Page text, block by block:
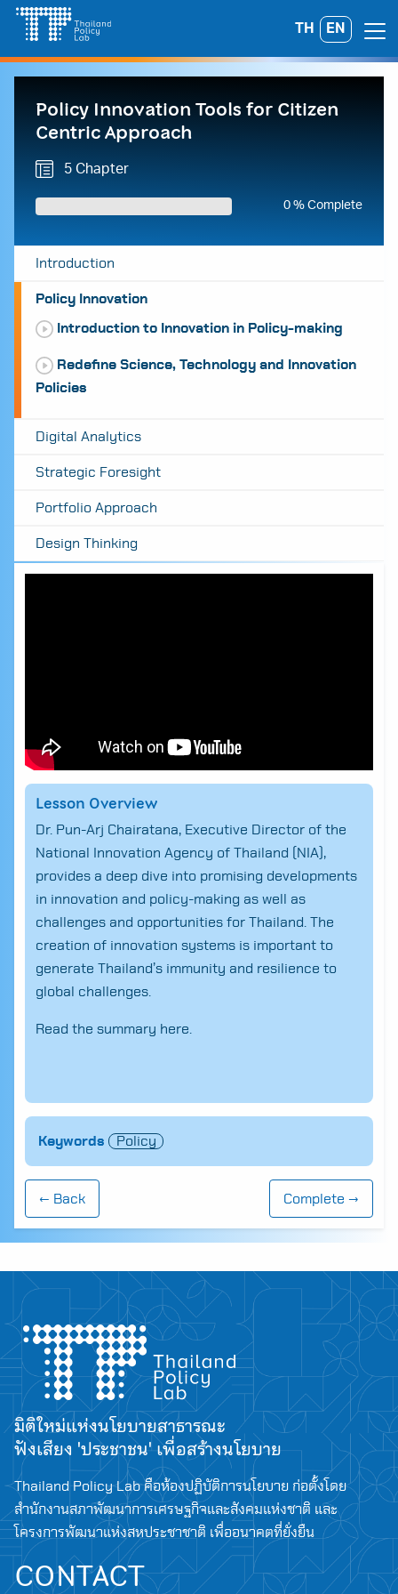
Skip
content
TH EN
Search
for:
Policy Innovation Tools for Citizen
Centric Approach
5 Chapter
0 % Complete
Introduction
Policy Innovation
Introduction to Innovation in Policy-making
Redefine Science, Technology and Innovation
Policies
Digital Analytics
Strategic Foresight
Portfolio Approach
Design Thinking
Lesson Overview
Dr. Pun-Arj Chairatana, Executive Director of the
National Innovation Agency of Thailand (NIA),
provides a deep dive into promising developments
in innovation and policy-making as well as
challenges and opportunities for Thailand. The
creation of innovation systems is important to
generate Thailand’s immunity and resilience to
global challenges.
Read the summary here.
Keywords Policy
← Back Complete →
มิติใหม่แห่งนโยบายสาธารณะ
ฟังเสียง 'ประชาชน' เพื่อสร้างนโยบาย
Thailand Policy Lab คือห้องปฏิบัติการนโยบาย ก่อตั้งโดย
สำนักงานสภาพัฒนาการเศรษฐกิจและสังคมแห่งชาติ และ
โครงการพัฒนาแห่งสหประชาชาติ เพื่ออนาคตที่ยั่งยืน
CONTACT